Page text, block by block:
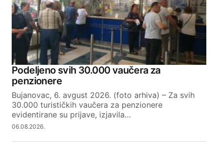
Podeljeno svih 30.000 vaučera za
penzionere
Bujanovac, 6. avgust 2026. (foto arhiva) – Za svih
30.000 turističkih vaučera za penzionere
evidentirane su prijave, izjavila…
06.08.2026.